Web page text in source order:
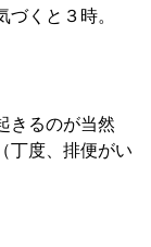
くと３時。
きるのが当然
丁度、排便がい